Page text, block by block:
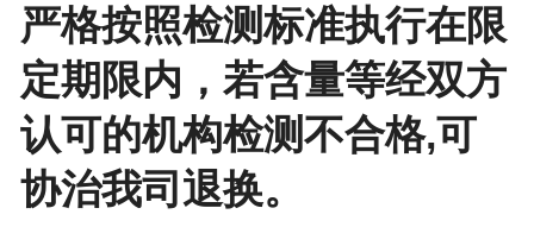
严格按照检测标准执行在限
定期限内，若含量等经双方
认可的机构检测不合格,可
协治我司退换。